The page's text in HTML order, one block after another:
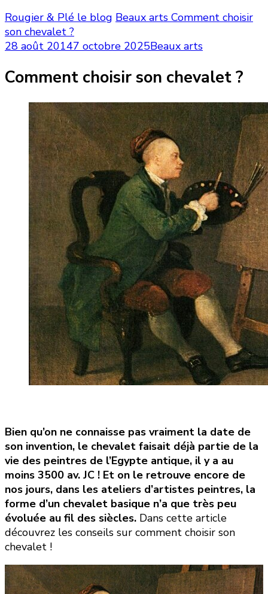
Rougier & Plé le blog Beaux arts Comment choisir
son chevalet ?
28 août 20147 octobre 2025Beaux arts
Comment choisir son chevalet ?
Bien qu’on ne connaisse pas vraiment la date de
son invention, le chevalet faisait déjà partie de la
vie des peintres de l’Egypte antique, il y a au
moins 3500 av. JC ! Et on le retrouve encore de
nos jours, dans les ateliers d’artistes peintres, la
forme d’un chevalet basique n’a que très peu
évoluée au fil des siècles. Dans cette article
découvrez les conseils sur comment choisir son
chevalet !